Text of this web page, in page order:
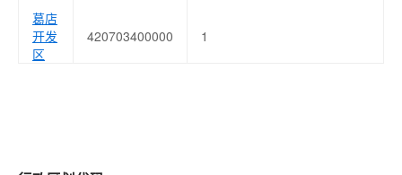
葛店
开发
区
420703400000 1